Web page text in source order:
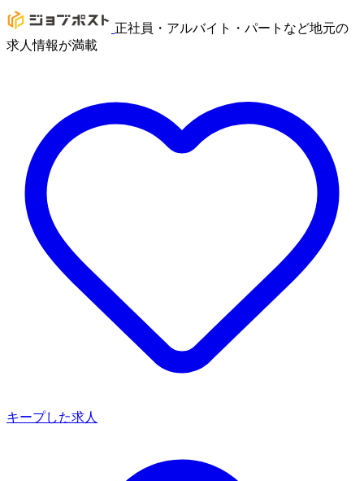
正社員・アルバイト・パートなど地元の
求人情報が満載
キープした求人